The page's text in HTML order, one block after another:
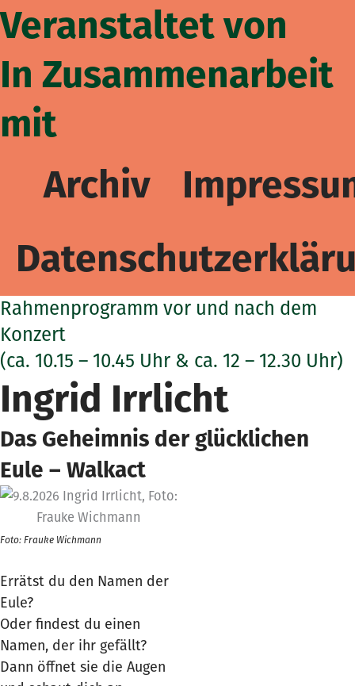
Veranstaltet von
In Zusammenarbeit
mit
Archiv
Rahmenprogramm vor und nach dem
Konzert
(ca. 10.15 – 10.45 Uhr & ca. 12 – 12.30 Uhr)
Ingrid Irrlicht
Das Geheimnis der glücklichen
Eule – Walkact
Foto: Frauke Wichmann
Errätst du den Namen der
Eule?
Oder findest du einen
Namen, der ihr gefällt?
Dann öffnet sie die Augen